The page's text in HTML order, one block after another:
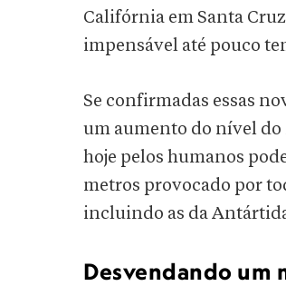
Califórnia em Santa
impensável até pouco
Se confirmadas essas
um aumento do nível do
hoje pelos humanos
metros provocado por
incluindo as da
Desvendando um